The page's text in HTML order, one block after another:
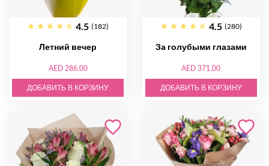
4.5 (182)
Летний вечер
AED 286.00
ДОБАВИТЬ В КОРЗИНУ
4.5 (280)
За голубыми глазами
AED 371.00
ДОБАВИТЬ В КОРЗИНУ